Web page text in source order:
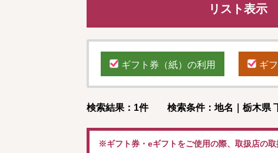
リスト表示
ギフト券（紙）の利用 ギ
検索結果：1件 検索条件：地名｜栃木県
※ギフト券・eギフトをご使用の際、取扱店の